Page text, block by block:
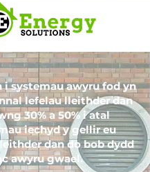
i systemau awyru fod yn
lefelau lleithder dan
30% a 50% i atal
iechyd y gellir eu
dan do bob dydd
awyru gwael.